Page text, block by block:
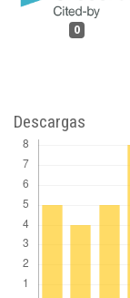
0
Descargas